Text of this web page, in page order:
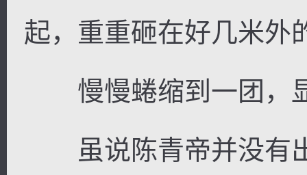
起，重重砸在好几米外
慢慢蜷缩到一团，
虽说陈青帝并没有